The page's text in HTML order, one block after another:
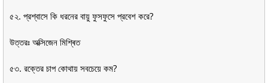
৫২. প্রশ্বাসে কি ধরনের বায়ু ফুসফুসে প্রবেশ করে?
উত্তরঃ অক্সিজেন মিশ্ৰিত
৫৩. রক্তের চাপ কোথায় সবচেয়ে কম?